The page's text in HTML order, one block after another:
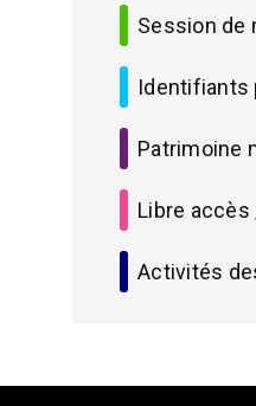
Session de
Identifiants
Patrimoine
Libre accès
Activités